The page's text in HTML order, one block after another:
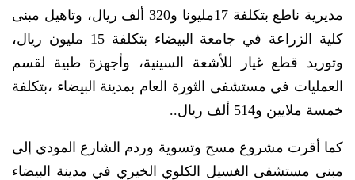
مديرية ناطع بتكلفة 17مليونا و320 ألف ريال، وتاهيل مبنى
كلية الزراعة في جامعة البيضاء بتكلفة 15 مليون ريال،
وتوريد قطع غيار للأشعة السينية، وأجهزة طبية لقسم
العمليات في مستشفى الثورة العام بمدينة البيضاء ،بتكلفة
خمسة ملايين و514 ألف ريال..
كما أقرت مشروع مسح وتسوية وردم الشارع المودي إلى
مبنى مستشفى الغسيل الكلوي الخيري في مدينة البيضاء